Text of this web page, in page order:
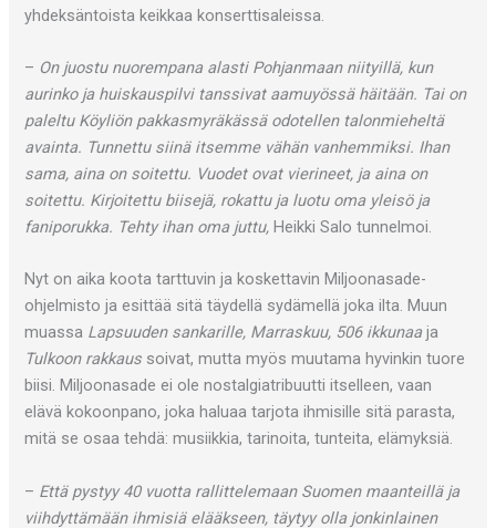
yhdeksäntoista keikkaa konserttisaleissa.
– On juostu nuorempana alasti Pohjanmaan niityillä, kun
aurinko ja huiskauspilvi tanssivat aamuyössä häitään. Tai on
paleltu Köyliön pakkasmyräkässä odotellen talonmieheltä
avainta. Tunnettu siinä itsemme vähän vanhemmiksi. Ihan
sama, aina on soitettu. Vuodet ovat vierineet, ja aina on
soitettu. Kirjoitettu biisejä, rokattu ja luotu oma yleisö ja
faniporukka. Tehty ihan oma juttu,Heikki Salo tunnelmoi.
Nyt on aika koota tarttuvin ja koskettavin Miljoonasade-
ohjelmisto ja esittää sitä täydellä sydämellä joka ilta. Muun
muassa Lapsuuden sankarille, Marraskuu, 506 ikkunaa ja
Tulkoon rakkaus soivat, mutta myös muutama hyvinkin tuore
biisi. Miljoonasade ei ole nostalgiatribuutti itselleen, vaan
elävä kokoonpano, joka haluaa tarjota ihmisille sitä parasta,
mitä se osaa tehdä: musiikkia, tarinoita, tunteita, elämyksiä.
– Että pystyy 40 vuotta rallittelemaan Suomen maanteillä ja
viihdyttämään ihmisiä elääkseen, täytyy olla jonkinlainen